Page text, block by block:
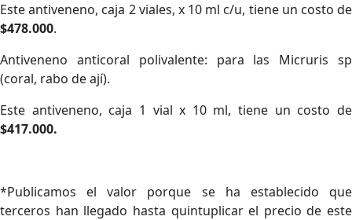
Este antiveneno, caja 2 viales, x 10 ml c/u, tiene un costo de
$478.000.
Antiveneno anticoral polivalente: para las Micruris sp
(coral, rabo de ají).
Este antiveneno, caja 1 vial x 10 ml, tiene un costo de
$417.000.
*Publicamos el valor porque se ha establecido que
terceros han llegado hasta quintuplicar el precio de este